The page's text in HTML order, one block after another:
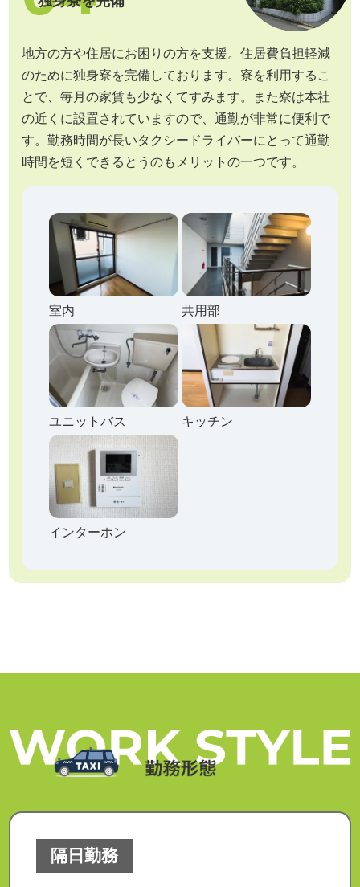
地方の方や住居にお困りの方を支援。住居費負担軽減
のために独身寮を完備しております。寮を利用するこ
とで、毎月の家賃も少なくてすみます。また寮は本社
の近くに設置されていますので、通勤が非常に便利で
す。勤務時間が長いタクシードライバーにとって通勤
時間を短くできるとうのもメリットの一つです。
室内 共用部
ユニットバス キッチン
インターホン
隔日勤務